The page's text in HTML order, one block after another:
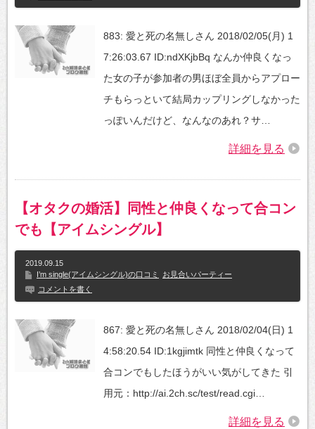
883: 愛と死の名無しさん 2018/02/05(月) 1
7:26:03.67 ID:ndXKjbBq なんか仲良くなっ
た女の子が参加者の男ほぼ全員からアプロー
チもらっといて結局カップリングしなかった
っぽいんだけど、なんなのあれ？サ…
詳細を見る
【オタクの婚活】同性と仲良くなって合コン
でも【アイムシングル】
2019.09.15
I’m single(アイムシングル)の口コミ
お見合いパーティー
コメントを書く
867: 愛と死の名無しさん 2018/02/04(日) 1
4:58:20.54 ID:1kgjimtk 同性と仲良くなって
合コンでもしたほうがいい気がしてきた 引
用元：http://ai.2ch.sc/test/read.cgi…
詳細を見る